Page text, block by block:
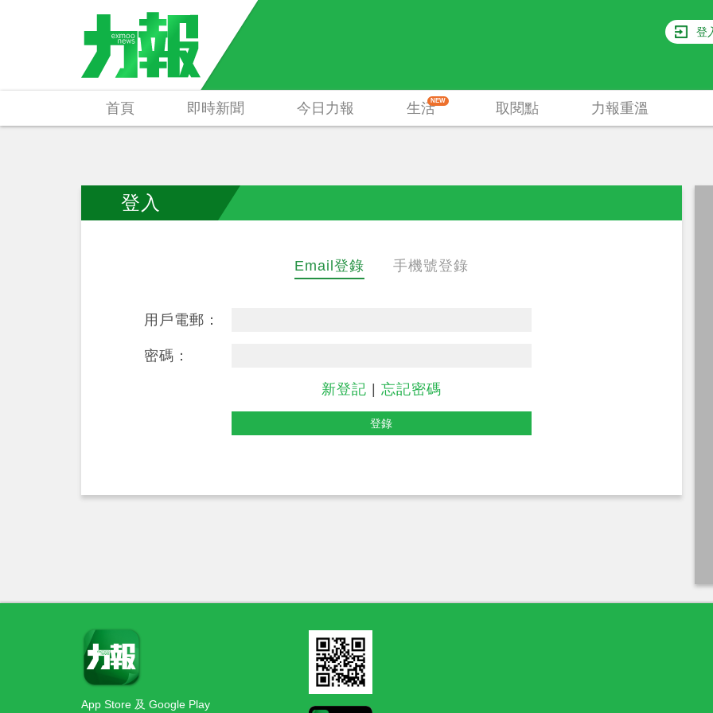
登
首頁 即時新聞 今日力報 生活NEW 取閱點 力報重溫
登入
Email登錄 手機號登錄
用戶電郵：
密碼：
新登記 忘記密碼
App Store 及 Google Play